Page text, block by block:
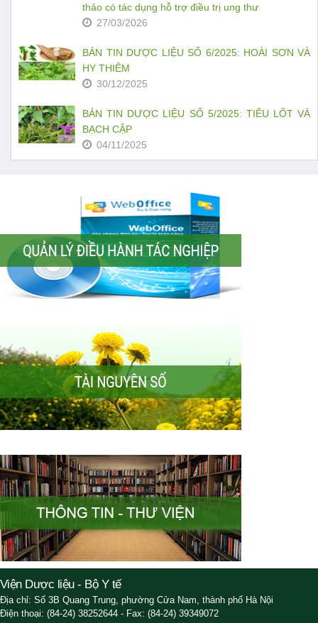
thảo có tác dụng hỗ trợ điều trị ung thư
27/03/2026
BẢN TIN DƯỢC LIỆU SỐ 6/2025: HOÀI SƠN VÀ
HY THIÊM
30/12/2025
BẢN TIN DƯỢC LIỆU SỐ 5/2025: TIÊU LỐT VÀ
BẠCH CẬP
04/11/2025
Viện Dược liệu - Bộ Y tế
Địa chỉ: Số 3B Quang Trung, phường Cửa Nam, thành phố Hà Nội
Điện thoại: (84-24) 38252644 - Fax: (84-24) 39349072